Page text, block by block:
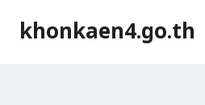
khonkaen4.go.th